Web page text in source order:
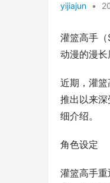
yijiajun •
灌篮高手
动漫的漫长
近期，灌
推出以来
细介绍。
角色设定
灌篮高手